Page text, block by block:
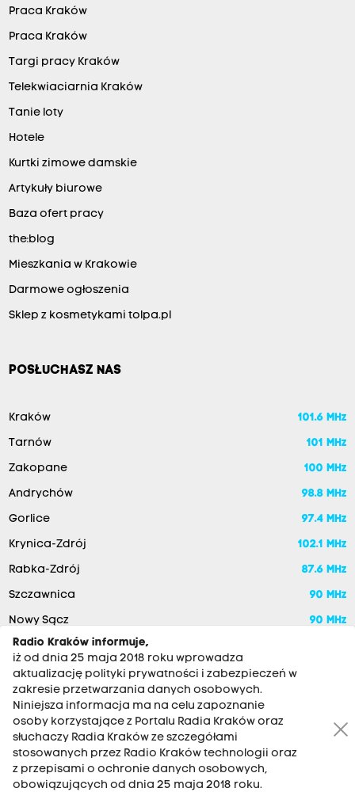
Praca Kraków
Praca Kraków
Targi pracy Kraków
Telekwiaciarnia Kraków
Tanie loty
Hotele
Kurtki zimowe damskie
Artykuły biurowe
Baza ofert pracy
the:blog
Mieszkania w Krakowie
Darmowe ogłoszenia
Sklep z kosmetykami tolpa.pl
POSŁUCHASZ NAS
Kraków 101.6 MHz
Tarnów 101 MHz
Zakopane 100 MHz
Andrychów 98.8 MHz
Gorlice 97.4 MHz
Krynica-Zdrój 102.1 MHz
Rabka-Zdrój 87.6 MHz
Szczawnica 90 MHz
Nowy Sącz 90 MHz
RADIO KRAKÓW SA. Aleja Juliusza Słowackiego 22, 30-007
Kraków
Radio Kraków informuje,
iż od dnia 25 maja 2018 roku wprowadza
aktualizację polityki prywatności i zabezpieczeń w
zakresie przetwarzania danych osobowych.
Niniejsza informacja ma na celu zapoznanie
osoby korzystające z Portalu Radia Kraków oraz
słuchaczy Radia Kraków ze szczegółami
stosowanych przez Radio Kraków technologii oraz
z przepisami o ochronie danych osobowych,
obowiązujących od dnia 25 maja 2018 roku.